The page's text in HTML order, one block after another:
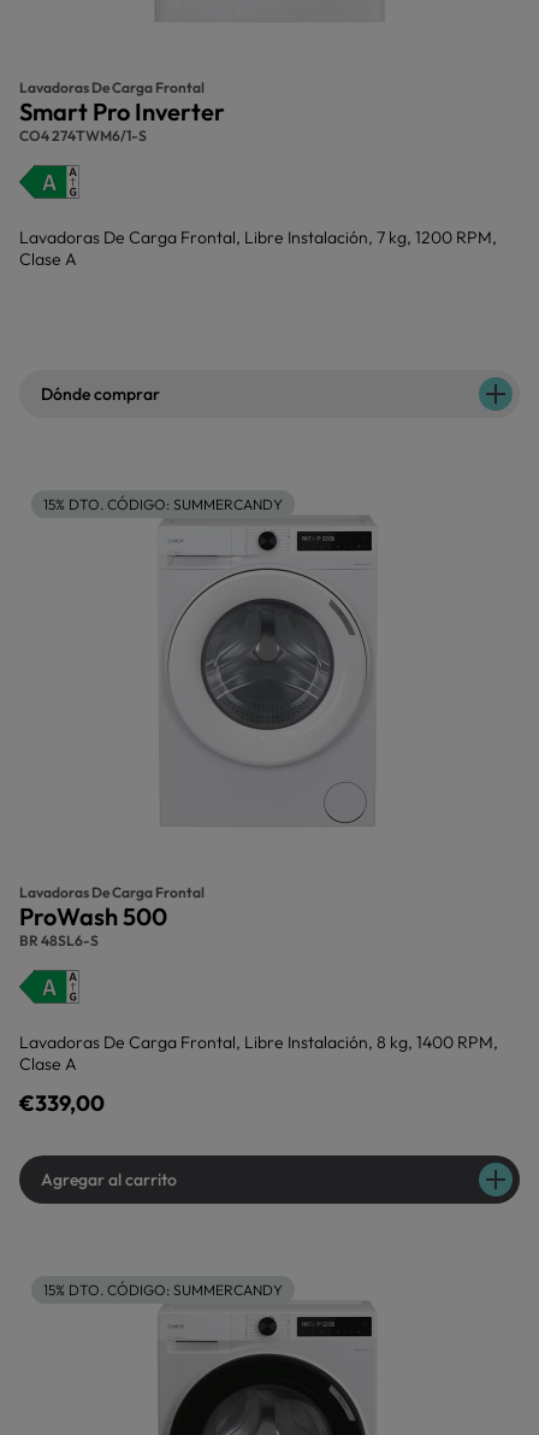
Lavadoras De Carga Frontal
Smart Pro Inverter
CO4 274TWM6/1-S
Lavadoras De Carga Frontal, Libre Instalación, 7 kg, 1200 RPM,
Clase A
Dónde comprar
15% DTO. CÓDIGO: SUMMERCANDY
Lavadoras De Carga Frontal
ProWash 500
BR 48SL6-S
Lavadoras De Carga Frontal, Libre Instalación, 8 kg, 1400 RPM,
Clase A
€339,00
Agregar al carrito
15% DTO. CÓDIGO: SUMMERCANDY